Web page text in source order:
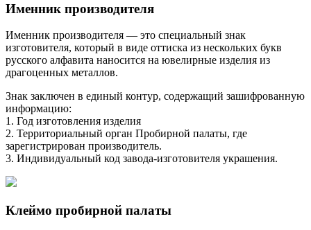
Именник производителя
Именник производителя — это специальный знак
изготовителя, который в виде оттиска из нескольких букв
русского алфавита наносится на ювелирные изделия из
драгоценных металлов.
Знак заключен в единый контур, содержащий зашифрованную
информацию:
1. Год изготовления изделия
2. Территориальный орган Пробирной палаты, где
зарегистрирован производитель.
3. Индивидуальный код завода-изготовителя украшения.
Клеймо пробирной палаты